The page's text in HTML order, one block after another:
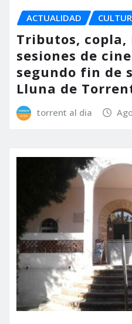
ACTUALIDAD
Tributos,
sesiones de
segundo fin de
Lluna de
torrent al dia